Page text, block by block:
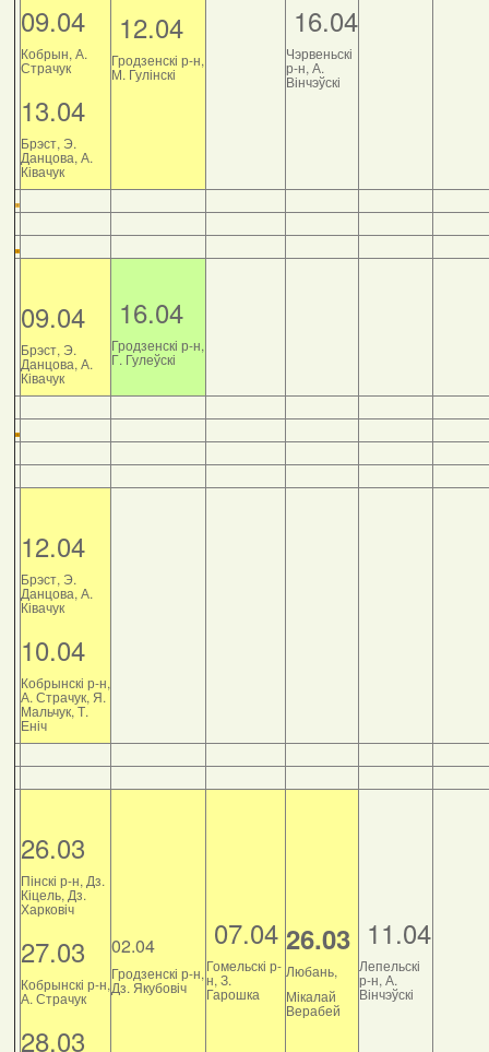
09.04
Кобрын, А.
Страчук
13.04
Брэст, Э.
Данцова, А.
Ківачук
12.04
Гродзенскі р-н,
М. Гулінскі
16.04
Чэрвеньскі
р-н, А.
Вінчэўскі
09.04
Брэст, Э.
Данцова, А.
Ківачук
16.04
Гродзенскі р-н,
Г. Гулеўскі
12.04
Брэст, Э.
Данцова, А.
Ківачук
10.04
Кобрынскі р-н,
А. Страчук, Я.
Мальчук, Т.
Еніч
26.03
Пінскі р-н, Дз.
Кіцель, Дз.
Харковіч
27.03
Кобрынскі р-н,
А. Страчук
28.03
02.04
Гродзенскі р-н,
Дз. Якубовіч
07.04
Гомельскі р-
н, З.
Гарошка
26.03
Любань,
Мікалай
Верабей
11.04
Лепельскі
р-н, А.
Вінчэўскі